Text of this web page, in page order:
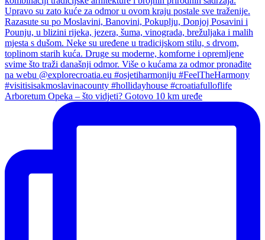
Arboretum Opeka – što vidjeti? Gotovo 10 km uređe